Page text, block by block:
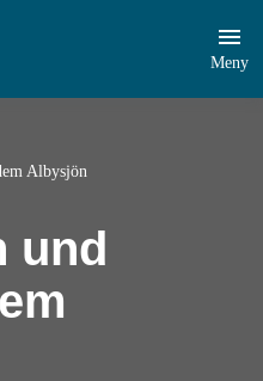
Meny
Albysjön
und